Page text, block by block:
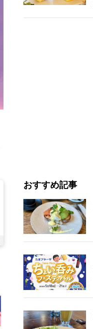
おすすめ記事